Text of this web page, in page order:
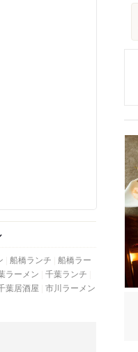
船橋ランチ 船橋ラー
ラーメン 千葉ランチ
葉居酒屋 市川ラーメン